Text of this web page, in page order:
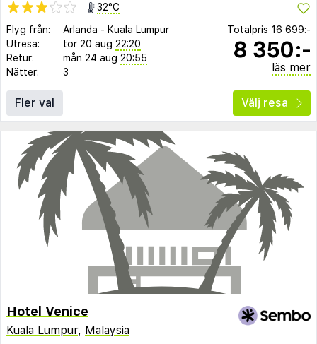
32°C
Flyg från:
Arlanda - Kuala Lumpur
Utresa:
tor 20 aug 22:20
Retur:
mån 24 aug 20:55
Nätter:
3
Totalpris 16 699:-
8 350:-
läs mer
Fler val Välj resa
Hotel Venice
Kuala Lumpur, Malaysia